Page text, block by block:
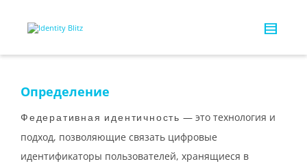
Определение
Федеративная идентичность — это технология и
подход, позволяющие связать цифровые
идентификаторы пользователей, хранящиеся в